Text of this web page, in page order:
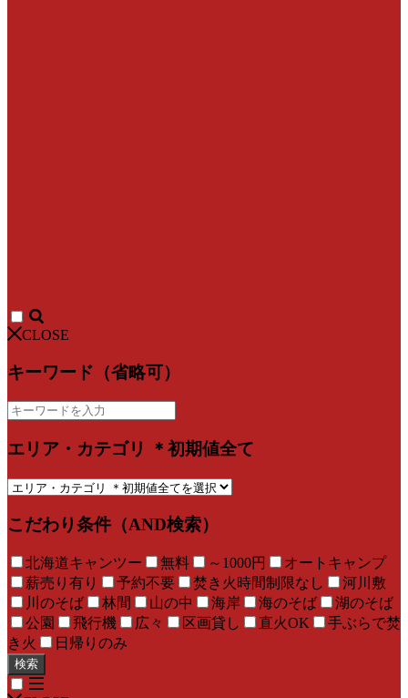
CLOSE
キーワード（省略可）
エリア・カテゴリ ＊初期値全て
こだわり条件（AND検索）
北海道キャンツー 無料 ～1000円
オートキャンプ
薪売り有り
予約不要 焚き火時間制限なし
河川敷
川のそば
林間 山の中 海岸 海のそば
湖のそば
公園
飛行機 広々 区画貸し 直火OK
手ぶらで焚
き火
日帰りのみ
検索